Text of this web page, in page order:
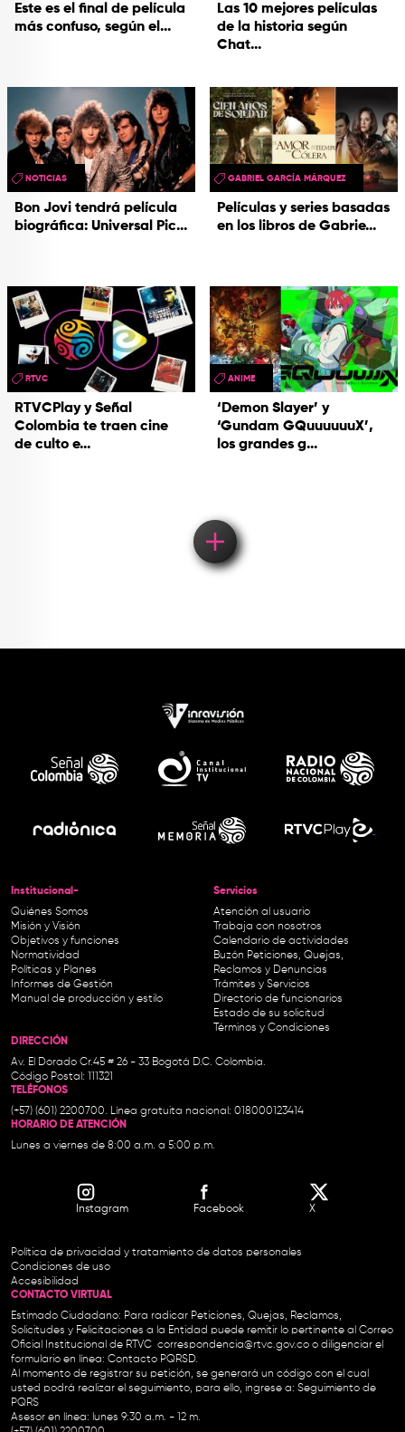
Este es el final de película
más confuso, según el...
Las 10 mejores películas
de la historia según
Chat...
Bon Jovi tendrá película
biográfica: Universal Pic...
NOTICIAS
Películas y series basadas
en los libros de Gabrie...
GABRIEL GARCÍA MÁRQUEZ
RTVCPlay y Señal
Colombia te traen cine
de culto e...
RTVC
‘Demon Slayer’ y
‘Gundam GQuuuuuuX’,
los grandes g...
ANIME
Load More
Institucional-
Quiénes Somos
Misión y Visión
Objetivos y funciones
Normatividad
Políticas y Planes
Informes de Gestión
Manual de producción y estilo
Servicios
Atención al usuario
Trabaja con nosotros
Calendario de actividades
Buzón Peticiones, Quejas,
Reclamos y Denuncias
Trámites y Servicios
Directorio de funcionarios
Estado de su solicitud
Términos y Condiciones
DIRECCIÓN
Av. El Dorado Cr.45 # 26 - 33 Bogotá D.C. Colombia.
Código Postal: 111321
TELÉFONOS
(+57) (601) 2200700. Línea gratuita nacional: 018000123414
HORARIO DE ATENCIÓN
Lunes a viernes de 8:00 a.m. a 5:00 p.m.
Instagram Facebook X
Política de privacidad y tratamiento de datos personales
Condiciones de uso
Accesibilidad
CONTACTO VIRTUAL
Estimado Ciudadano: Para radicar Peticiones, Quejas, Reclamos,
Solicitudes y Felicitaciones a la Entidad puede remitir lo pertinente al Correo
Oficial Institucional de RTVC correspondencia@rtvc.gov.co o diligenciar el
formulario en línea: Contacto PQRSD.
Al momento de registrar su petición, se generará un código con el cual
usted podrá realizar el seguimiento, para ello, ingrese a: Seguimiento de
PQRS
Asesor en línea: lunes 9:30 a.m. - 12 m.